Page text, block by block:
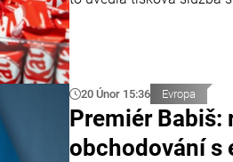
20 Únor 15:36 Evropa
Premiér Babiš:
obchodování s